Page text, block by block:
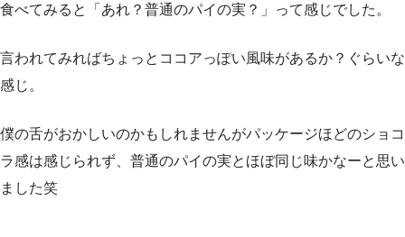
食べてみると「あれ？普通のパイの実？」って感じでした。
言われてみればちょっとココアっぽい風味があるか？ぐらいな
感じ。
僕の舌がおかしいのかもしれませんがパッケージほどのショコ
ラ感は感じられず、普通のパイの実とほぼ同じ味かなーと思い
ました笑